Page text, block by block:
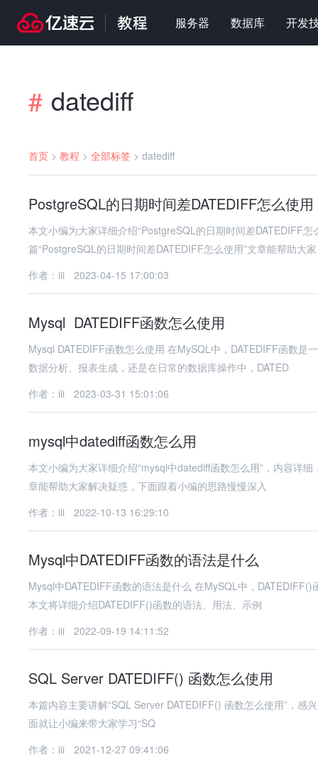
服务器 数据库 开发
# datediff
首页 > 教程 > 全部标签 > datediff
PostgreSQL的日期时间差DATEDIFF怎么使用
本文小编为大家详细介绍“PostgreSQL的日期时间差DATEDIFF
篇“PostgreSQL的日期时间差DATEDIFF怎么使用”文章能帮助大家
作者：iii
2023-04-15 17:00:03
Mysql DATEDIFF函数怎么使用
Mysql DATEDIFF函数怎么使用 在MySQL中，DATEDIFF函数是一个非常实用的日期函数，用于计算两个日期之间的天数差。无论是在
数据分析、报表生成，还是在日常的数据库操作中，DATED
作者：iii
2023-03-31 15:01:06
mysql中datediff函数怎么用
本文小编为大家详细介绍“mysql中datediff函数怎么用”，内容详
章能帮助大家解决疑惑，下面跟着小编的思路慢慢深入
作者：iii
2022-10-13 16:29:10
Mysql中DATEDIFF函数的语法是什么
Mysql中DATEDIFF函数的语法是什么 在MySQL中，DATEDIFF()函数是一个非常有用的日期函数，用于计算两个日期之间的天数差。
本文将详细介绍DATEDIFF()函数的语法、用法、示例
作者：iii
2022-09-19 14:11:52
SQL Server DATEDIFF() 函数怎么使用
本篇内容主要讲解“SQL Server DATEDIFF() 函数怎么使用”，
面就让小编来带大家学习“SQ
作者：iii
2021-12-27 09:41:06